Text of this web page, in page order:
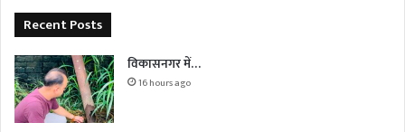
Recent Posts
विकासनगर में…
16 hours ago